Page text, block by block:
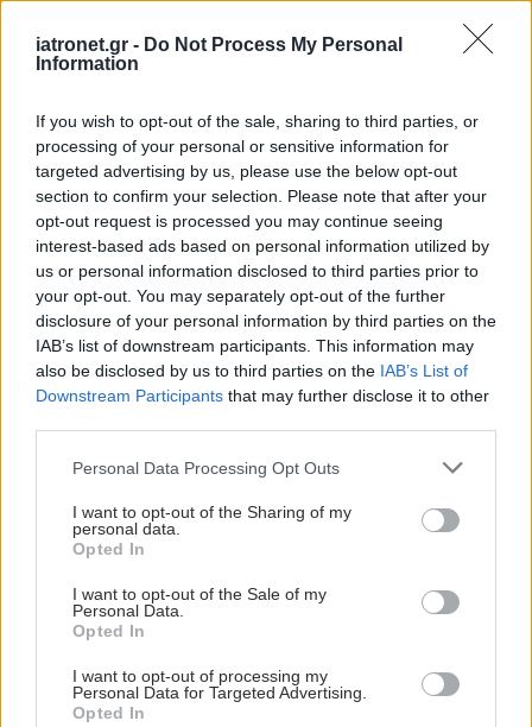
iatronet.gr - Do Not Process My Personal
Information
If you wish to opt-out of the sale, sharing to third parties, or
processing of your personal or sensitive information for
targeted advertising by us, please use the below opt-out
section to confirm your selection. Please note that after your
opt-out request is processed you may continue seeing
interest-based ads based on personal information utilized by
us or personal information disclosed to third parties prior to
your opt-out. You may separately opt-out of the further
disclosure of your personal information by third parties on the
IAB’s list of downstream participants. This information may
also be disclosed by us to third parties on the IAB’s List of
Downstream Participants that may further disclose it to other
Please note that this website/app uses one or more Google
not limited to your visit or usage behaviour. You may click to
grant or deny consent to Google and its third-party tags to
use your data for below specified purposes in below Google
consent section.
Personal Data Processing Opt Outs
I want to opt-out of the Sharing of my
personal data.
Opted In
I want to opt-out of the Sale of my
Personal Data.
Opted In
I want to opt-out of processing my
Personal Data for Targeted Advertising.
Opted In
ΔΙΑΒΑΣΤΕ ΑΚΟΜΑ
Bayer: Ξεπέρασαν τις
εκτιμήσεις τα κέρδη β'
τριμήνου
Bayer: Πούλησε μερίδιο
$3,4 δισ. στην μονάδα
αντισυλληπτικών
Bayer στις ΗΠΑ για το